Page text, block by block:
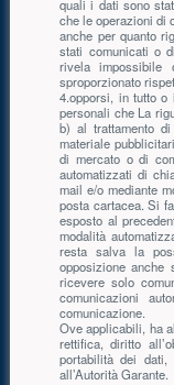
quali i dati sono
che le operazioni di
anche per quanto
stati comunicati o
rivela impossibile
sproporzionato
4.opporsi, in tutto
personali che La
b) al trattamento
materiale
di mercato o di
automatizzati di
mail e/o mediante
posta cartacea. Si
esposto al
modalità
resta salva la
opposizione anche
ricevere solo
comunicazioni
comunicazione.
Ove applicabili, ha
rettifica, diritto
portabilità dei
all’Autorità Garante.